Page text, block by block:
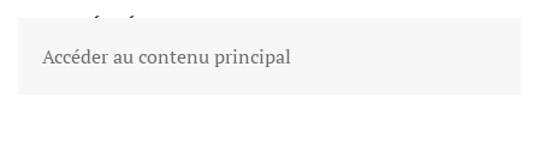
Accéder au contenu principal
ORNEMENTALES